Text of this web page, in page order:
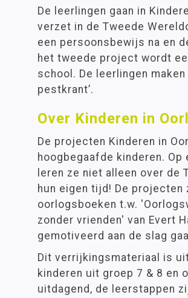
De leerlingen gaan in
verzet in de Tweede
een persoonsbewijs na en
het tweede project wordt
school. De leerlingen
pestkrant’.
Over Kinderen in
De projecten Kinderen in
hoogbegaafde kinderen.
leren ze niet alleen over de
hun eigen tijd! De projecten
oorlogsboeken t.w.
zonder vrienden' van Evert
gemotiveerd aan de slag
Dit verrijkingsmateriaal is
kinderen uit groep 7 & 8 en
uitdagend, de leerstappen